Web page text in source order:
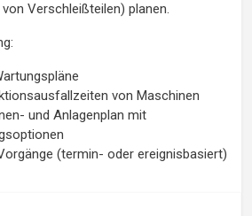
Verschleißteilen) planen.
von Maschinen
und Anlagenplan mit
(termin- oder ereignisbasiert)